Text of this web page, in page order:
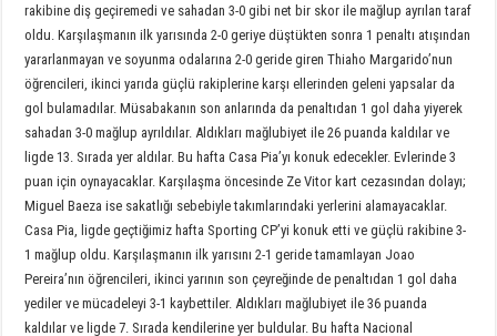
rakibine diş geçiremedi ve sahadan 3-0 gibi net bir skor ile mağlup ayrılan taraf
oldu. Karşılaşmanın ilk yarısında 2-0 geriye düştükten sonra 1 penaltı atışından
yararlanmayan ve soyunma odalarına 2-0 geride giren Thiaho Margarido’nun
öğrencileri, ikinci yarıda güçlü rakiplerine karşı ellerinden geleni yapsalar da
gol bulamadılar. Müsabakanın son anlarında da penaltıdan 1 gol daha yiyerek
sahadan 3-0 mağlup ayrıldılar. Aldıkları mağlubiyet ile 26 puanda kaldılar ve
ligde 13. Sırada yer aldılar. Bu hafta Casa Pia’yı konuk edecekler. Evlerinde 3
puan için oynayacaklar. Karşılaşma öncesinde Ze Vitor kart cezasından dolayı;
Miguel Baeza ise sakatlığı sebebiyle takımlarındaki yerlerini alamayacaklar.
Casa Pia, ligde geçtiğimiz hafta Sporting CP’yi konuk etti ve güçlü rakibine 3-
1 mağlup oldu. Karşılaşmanın ilk yarısını 2-1 geride tamamlayan Joao
Pereira’nın öğrencileri, ikinci yarının son çeyreğinde de penaltıdan 1 gol daha
yediler ve mücadeleyi 3-1 kaybettiler. Aldıkları mağlubiyet ile 36 puanda
kaldılar ve ligde 7. Sırada kendilerine yer buldular. Bu hafta Nacional